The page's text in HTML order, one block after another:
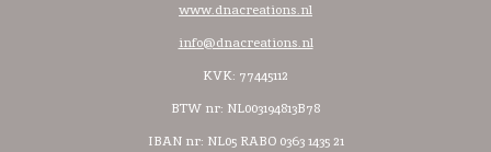
www.dnacreations.nl
info@dnacreations.nl
KVK: 77445112
BTW nr: NL003194813B78
IBAN nr: NL05 RABO 0363 1435 21